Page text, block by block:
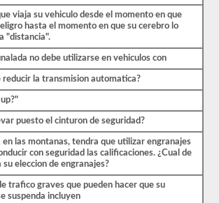
viaja su vehiculo desde el momento en que
hasta el momento en que su cerebro lo
"distancia".
no debe utilizarse en vehiculos con
reducir la transmision automatica?
puesto el cinturon de seguridad?
en las montanas, tendra que utilizar engranajes
con seguridad las calificaciones. ¿Cual de
eleccion de engranajes?
trafico graves que pueden hacer que su
suspenda incluyen